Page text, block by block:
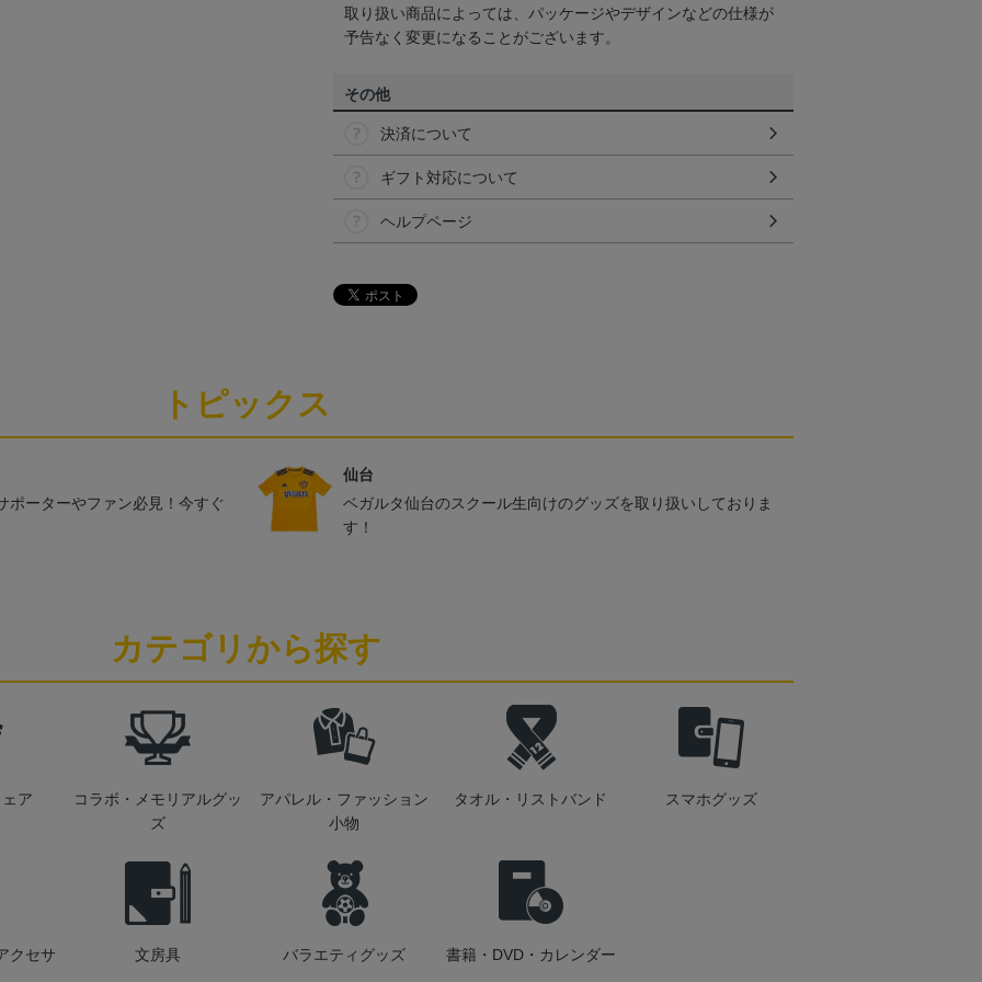
取り扱い商品によっては、パッケージやデザインなどの仕様が
予告なく変更になることがございます。
その他
決済について
ギフト対応について
ヘルプページ
トピックス
ポーターやファン必見！今すぐ
仙台
ベガルタ仙台のスクール生向けのグッズを取り扱いしておりま
す！
カテゴリから探す
ア
コラボ・メモリアルグッ
ズ
アパレル・ファッション
小物
タオル・リストバンド スマホグッズ
クセサ 文房具 バラエティグッズ 書籍・DVD・カレンダー